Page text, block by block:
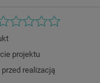
projektu
realizacją